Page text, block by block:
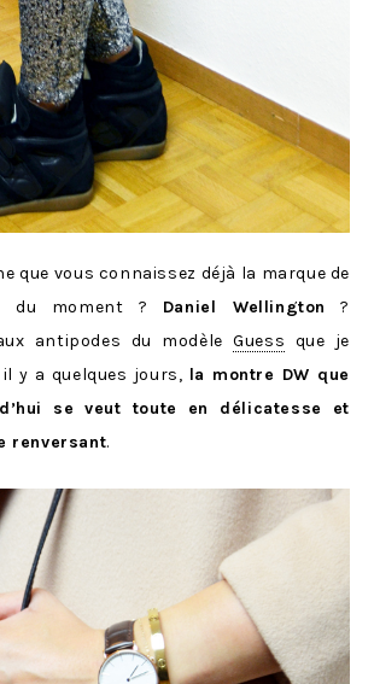
que vous connaissez déjà la marque de
du moment ? Daniel Wellington
?
antipodes du modèleGuess que je
y a quelques jours, la montre DW que
se veut toute en délicatesse et
renversant.